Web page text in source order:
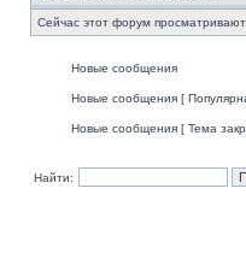
Сейчас этот форум
Новые сообщения
Новые сообщения [
Новые сообщения [ Тема
Найти: